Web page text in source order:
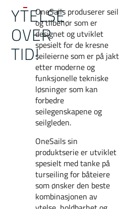
YTELSE
OVER
TID!
OneSails produserer seil
og tilbehør som er
designet og utviklet
spesielt for de kresne
seileierne som er på jakt
etter moderne og
funksjonelle tekniske
løsninger som kan
forbedre
seilegenskapene og
seilgleden.
OneSails sin
produktserie er utviklet
spesielt med tanke på
turseiling for båteiere
som ønsker den beste
kombinasjonen av